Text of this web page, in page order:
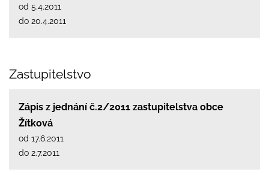
od 5.4.2011
do 20.4.2011
Zastupitelstvo
Zápis z jednání č.2/2011 zastupitelstva obce
Žítková
od 17.6.2011
do 2.7.2011